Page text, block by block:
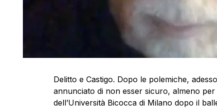
Delitto e Castigo. Dopo le polemiche,
annunciato di non esser sicuro, almeno
dell’Università Bicocca di Milano dopo il